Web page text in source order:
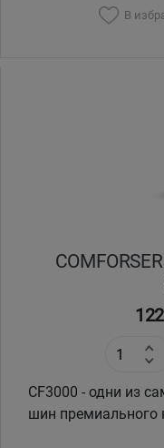
В
CF3000 - одни из
шин премиального